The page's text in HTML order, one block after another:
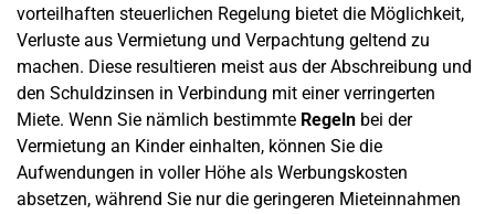
vorteilhaften steuerlichen Regelung bietet die Möglichkeit,
Verluste aus Vermietung und Verpachtung geltend zu
machen. Diese resultieren meist aus der Abschreibung und
den Schuldzinsen in Verbindung mit einer verringerten
Miete. Wenn Sie nämlich bestimmte Regeln bei der
Vermietung an Kinder einhalten, können Sie die
Aufwendungen in voller Höhe als Werbungskosten
absetzen, während Sie nur die geringeren Mieteinnahmen